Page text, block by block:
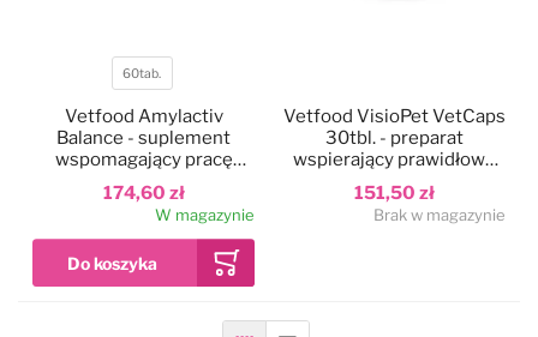
Pojemność
60tab.
174,60 zł
Vetfood Amylactiv
Balance - suplement
wspomagający pracę
przewodu pokarmowego,
dla psa, kota, gryzoni i
królikówW magazynie
151,50 zł
Vetfood VisioPet VetCaps
30tbl. - preparat
wspierający prawidłowe
funkcjonowanie narządu
wzroku, dla psa i kota
Brak w magazynie